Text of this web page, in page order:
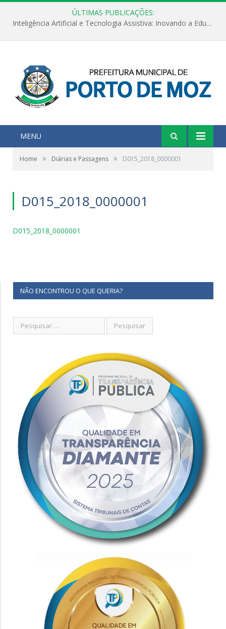
ÚLTIMAS PUBLICAÇÕES:
Inteligência Artificial e Tecnologia Assistiva: Inovando a Educação Especial e Inclusiva
MENU
Home » Diárias e Passagens » D015_2018_0000001
D015_2018_0000001
D015_2018_0000001
NÃO ENCONTROU O QUE QUERIA?